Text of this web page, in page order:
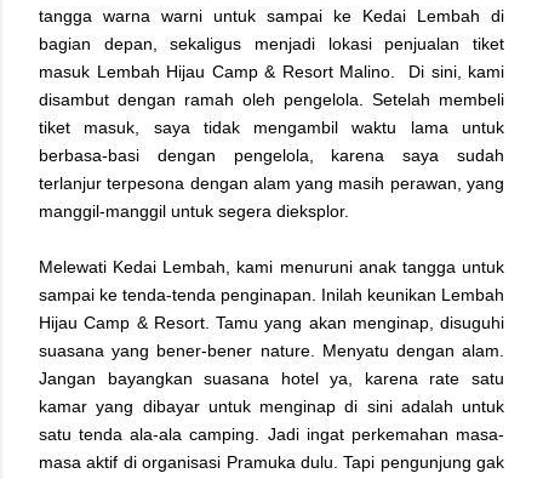
tangga warna warni untuk sampai ke Kedai Lembah di
bagian depan, sekaligus menjadi lokasi penjualan tiket
masuk Lembah Hijau Camp & Resort Malino. Di sini, kami
disambut dengan ramah oleh pengelola. Setelah membeli
tiket masuk, saya tidak mengambil waktu lama untuk
berbasa-basi dengan pengelola, karena saya sudah
terlanjur terpesona dengan alam yang masih perawan, yang
manggil-manggil untuk segera dieksplor.
Melewati Kedai Lembah, kami menuruni anak tangga untuk
sampai ke tenda-tenda penginapan. Inilah keunikan Lembah
Hijau Camp & Resort. Tamu yang akan menginap, disuguhi
suasana yang bener-bener nature. Menyatu dengan alam.
Jangan bayangkan suasana hotel ya, karena rate satu
kamar yang dibayar untuk menginap di sini adalah untuk
satu tenda ala-ala camping. Jadi ingat perkemahan masa-
masa aktif di organisasi Pramuka dulu. Tapi pengunjung gak